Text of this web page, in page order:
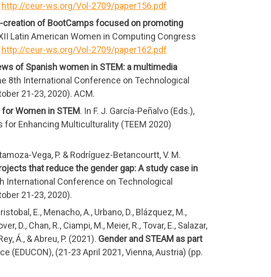
http://ceur-ws.org/Vol-2709/paper156.pdf
creation of BootCamps focused on promoting
Latin American Women in Computing Congress
http://ceur-ws.org/Vol-2709/paper162.pdf
of Spanish women in STEM: a multimedia
8th International Conference on Technological
21-23, 2020). ACM.
Women in STEM. In F. J. García-Peñalvo (Eds.),
Enhancing Multiculturality (TEEM 2020)
Vega, P. & Rodríguez-Betancourtt, V. M.
that reduce the gender gap: A study case in
International Conference on Technological
21-23, 2020).
E., Menacho, A., Urbano, D., Blázquez, M.,
D., Chan, R., Ciampi, M., Meier, R., Tovar, E., Salazar,
Á., & Abreu, P. (2021). Gender and STEAM as part
(EDUCON), (21-23 April 2021, Vienna, Austria) (pp.